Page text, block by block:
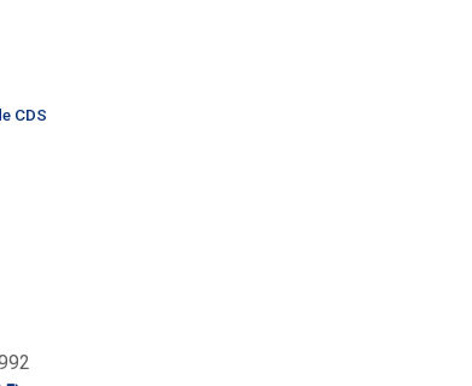
CDS